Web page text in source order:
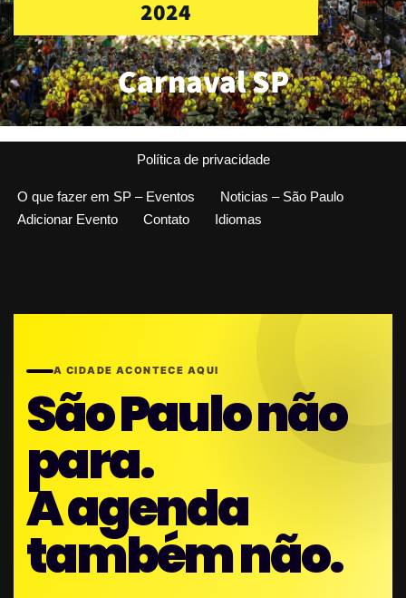
2024
Carnaval SP
Política de privacidade
O que fazer em SP – Eventos
Noticias – São Paulo
Adicionar Evento
Contato Idiomas
A CIDADE ACONTECE AQUI
São Paulo não
para.
A agenda
também não.